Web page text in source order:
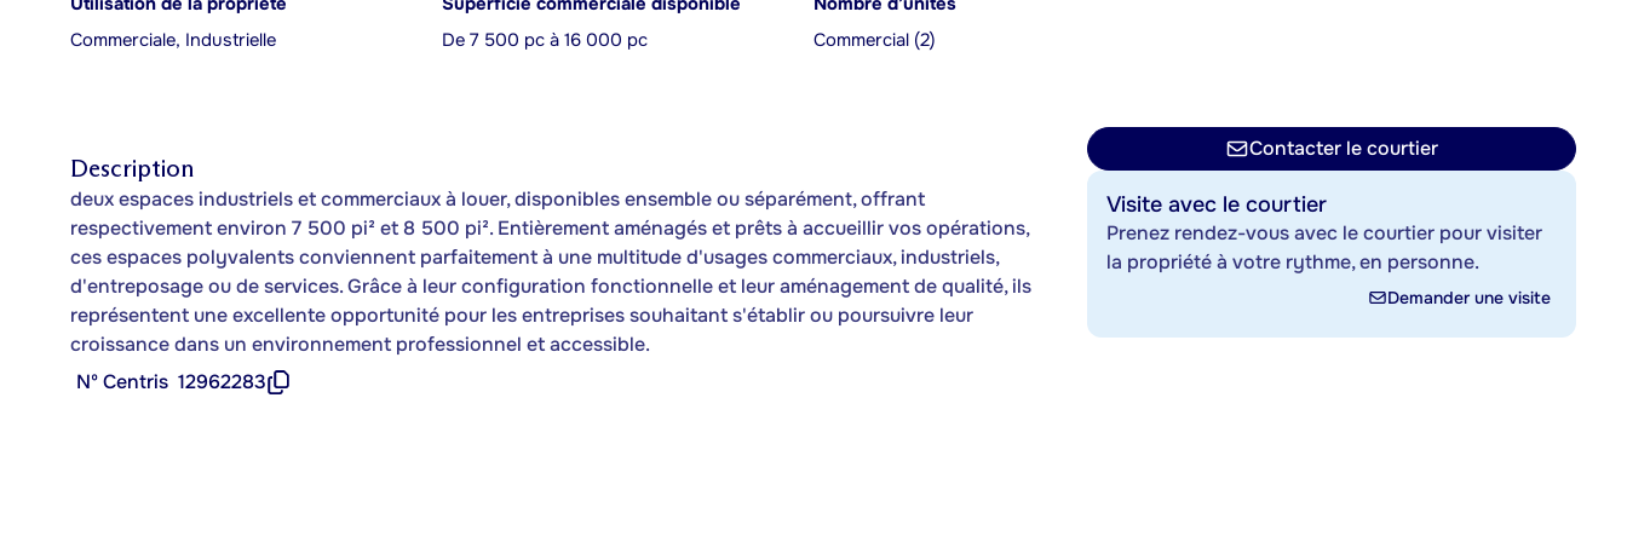
Commerciale, Industrielle
De 7 500 pc à 16 000 pc
Commercial (2)
Description
deux espaces industriels et commerciaux à louer, disponibles ensemble ou séparément, offrant
respectivement environ 7 500 pi² et 8 500 pi². Entièrement aménagés et prêts à accueillir vos opérations,
ces espaces polyvalents conviennent parfaitement à une multitude d'usages commerciaux, industriels,
d'entreposage ou de services. Grâce à leur configuration fonctionnelle et leur aménagement de qualité, ils
représentent une excellente opportunité pour les entreprises souhaitant s'établir ou poursuivre leur
croissance dans un environnement professionnel et accessible.
Nº Centris 12962283
Contacter le courtier
Visite avec le courtier
Prenez rendez-vous avec le courtier pour visiter
la propriété à votre rythme, en personne.
Demander une visite